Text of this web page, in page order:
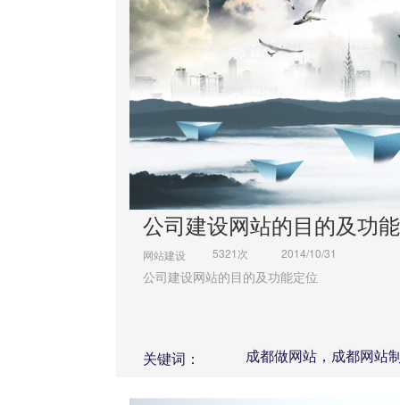
公司建设网站的目的及功
网站建设 5321次 2014/10/31
公司建设网站的目的及功能定位
关键词：
成都做网站，成都网站